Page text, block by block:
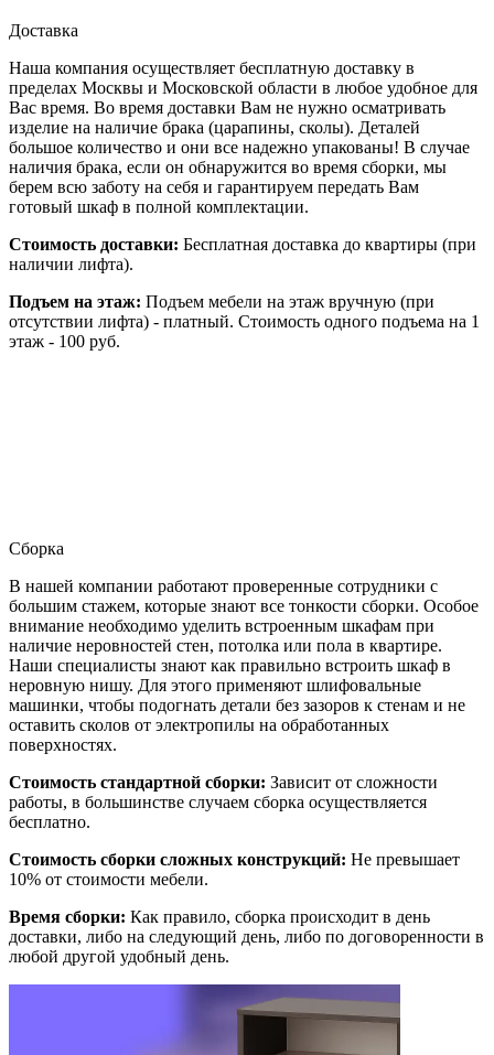
Доставка
Наша компания осуществляет бесплатную доставку в
пределах Москвы и Московской области в любое удобное для
Вас время. Во время доставки Вам не нужно осматривать
изделие на наличие брака (царапины, сколы). Деталей
большое количество и они все надежно упакованы! В случае
наличия брака, если он обнаружится во время сборки, мы
берем всю заботу на себя и гарантируем передать Вам
готовый шкаф в полной комплектации.
Стоимость доставки: Бесплатная доставка до квартиры (при
наличии лифта).
Подъем на этаж: Подъем мебели на этаж вручную (при
отсутствии лифта) - платный. Стоимость одного подъема на 1
этаж - 100 руб.
Сборка
В нашей компании работают проверенные сотрудники с
большим стажем, которые знают все тонкости сборки. Особое
внимание необходимо уделить встроенным шкафам при
наличие неровностей стен, потолка или пола в квартире.
Наши специалисты знают как правильно встроить шкаф в
неровную нишу. Для этого применяют шлифовальные
машинки, чтобы подогнать детали без зазоров к стенам и не
оставить сколов от электропилы на обработанных
поверхностях.
Стоимость стандартной сборки: Зависит от сложности
работы, в большинстве случаем сборка осуществляется
бесплатно.
Стоимость сборки сложных конструкций: Не превышает
10% от стоимости мебели.
Время сборки: Как правило, сборка происходит в день
доставки, либо на следующий день, либо по договоренности в
любой другой удобный день.